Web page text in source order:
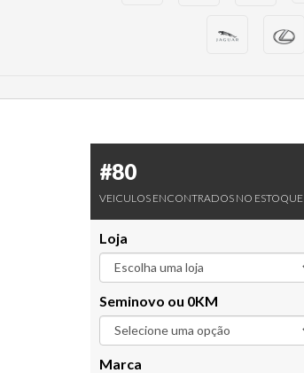
#80
VEICULOS ENCONTRADOS NO ESTOQUE
Loja
Seminovo ou 0KM
Marca